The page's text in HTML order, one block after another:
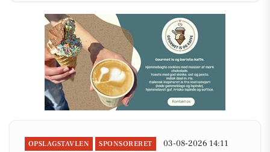
OPSLAGSTAVLEN SPONSORERET 03-08-2026 14:11